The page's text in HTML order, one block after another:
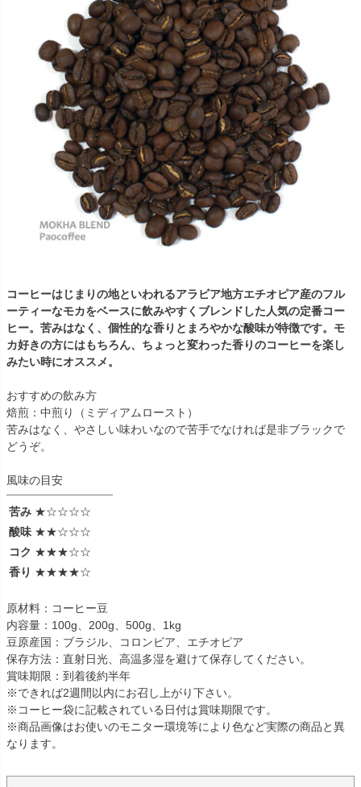
コーヒーはじまりの地といわれるアラビア地方エチオピア産のフル
ーティーなモカをベースに飲みやすくブレンドした人気の定番コー
ヒー。苦みはなく、個性的な香りとまろやかな酸味が特徴です。モ
カ好きの方にはもちろん、ちょっと変わった香りのコーヒーを楽し
みたい時にオススメ。
おすすめの飲み方
焙煎：中煎り（ミディアムロースト）
苦みはなく、やさしい味わいなので苦手でなければ是非ブラックで
どうぞ。
風味の目安
苦み ★☆☆☆☆
酸味 ★★☆☆☆
コク ★★★☆☆
香り ★★★★☆
原材料：コーヒー豆
内容量：100g、200g、500g、1kg
豆原産国：ブラジル、コロンビア、エチオピア
保存方法：直射日光、高温多湿を避けて保存してください。
賞味期限：到着後約半年
※できれば2週間以内にお召し上がり下さい。
※コーヒー袋に記載されている日付は賞味期限です。
※商品画像はお使いのモニター環境等により色など実際の商品と異
なります。